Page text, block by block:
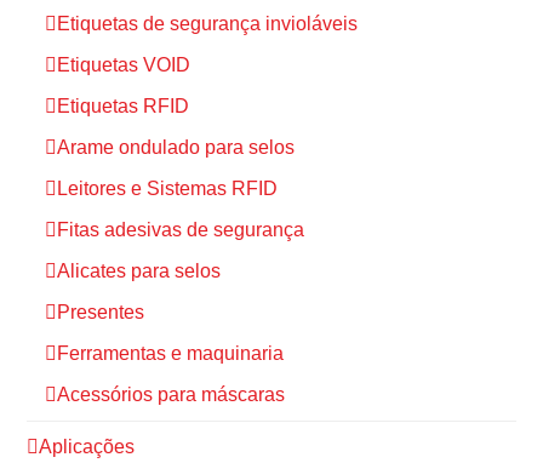
Etiquetas de segurança invioláveis
Etiquetas VOID
Etiquetas RFID
Arame ondulado para selos
Leitores e Sistemas RFID
Fitas adesivas de segurança
Alicates para selos
Presentes
Ferramentas e maquinaria
Acessórios para máscaras
Aplicações